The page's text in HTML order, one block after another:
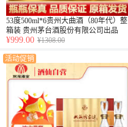
53度500ml*6贵州大曲酒（80年代）整
箱装 贵州茅台酒股份有限公司出品
¥999.00 ¥1308.00
活动促销